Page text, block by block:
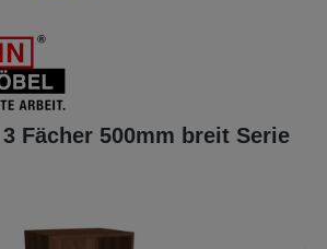
Fächer 500mm breit Serie